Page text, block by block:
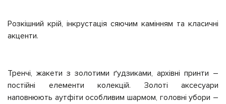
Розкішний крій, інкрустація сяючим камінням та класичні
акценти.
Тренчі, жакети з золотими ґудзиками, архівні принти –
постійні елементи колекцій. Золоті аксесуари
наповнюють аутфіти особливим шармом, головні убори –